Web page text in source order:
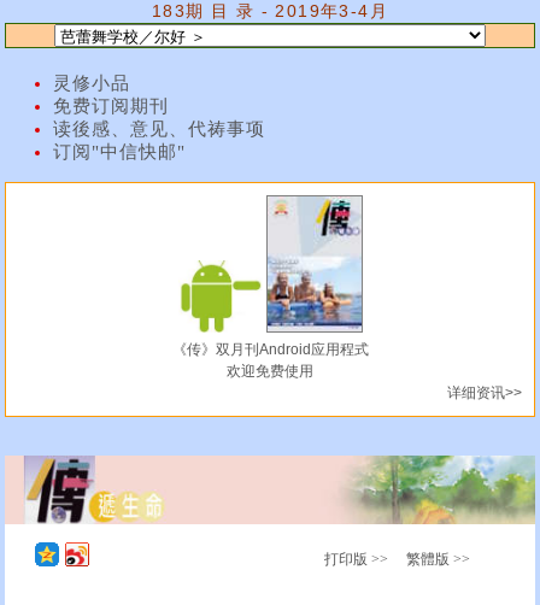
183期 目 录 - 2019年3-4月
灵修小品
免费订阅期刊
读後感、意见、代祷事项
订阅"中信快邮"
《传》双月刊Android应用程式
欢迎免费使用
详细资讯>>
打印版 >> 繁體版 >>